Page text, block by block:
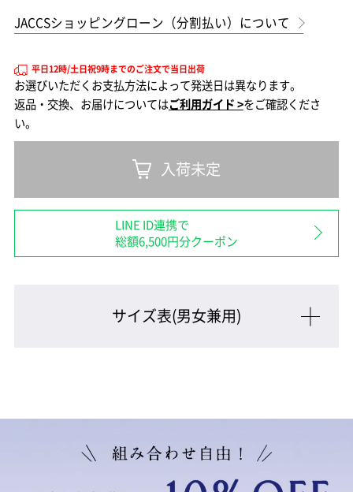
JACCSショッピングローン（分割払い）について
平日12時/土日祝9時までのご注文で当日出荷
お選びいただくお支払方法によって発送日は異なります。
返品・交換、お届けについては ご利用ガイド >をご確認くださ
い。
入荷未定
LINE ID連携で
総額6,500円分クーポン
サイズ表(男女兼用)